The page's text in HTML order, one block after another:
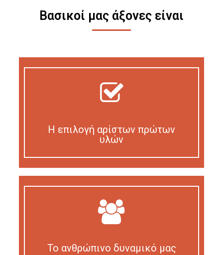
Βασικοί μας άξονες είναι
Η επιλογή αρίστων πρώτων
υλών
Το ανθρώπινο δυναμικό μας